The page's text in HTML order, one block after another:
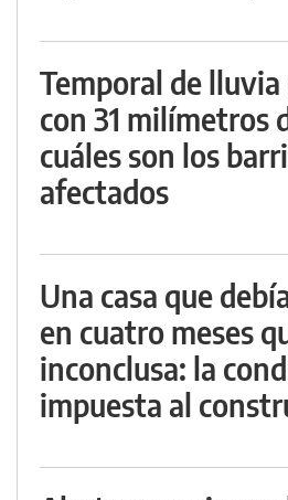
Temporal de
con 31 milímetros
cuáles son los
afectados
Una casa que
en cuatro meses
inconclusa: la
impuesta al